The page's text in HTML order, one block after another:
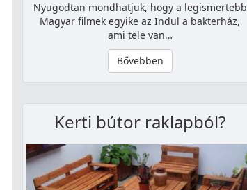
Nyugodtan mondhatjuk, hogy a legismertebb
Magyar filmek egyike az Indul a bakterház,
ami tele van…
Bővebben
Kerti bútor raklapból?